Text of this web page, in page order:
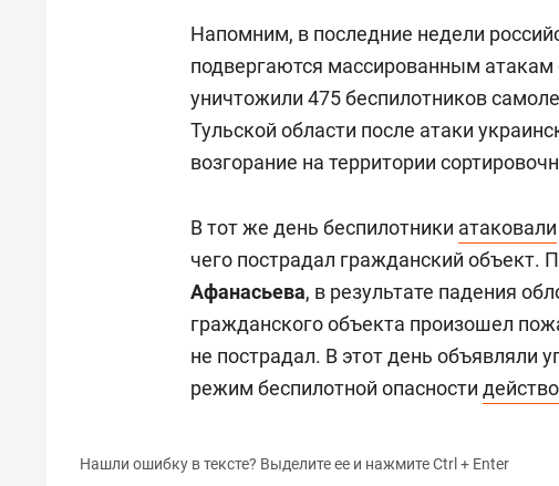
Напомним, в последние недели
подвергаются массированным
уничтожили 475 беспилотников
Тульской области после атаки
возгорание на территории
В тот же день беспилотники атаковали
чего пострадал гражданский объект.
Афанасьева, в результате падения
гражданского объекта произошел
не пострадал. В этот день объявляли
режим беспилотной опасности
Нашли ошибку в тексте? Выделите ее и нажмите Ctrl + Enter